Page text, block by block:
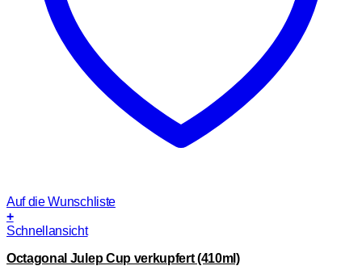
Auf die Wunschliste
+
Schnellansicht
Octagonal Julep Cup verkupfert (410ml)